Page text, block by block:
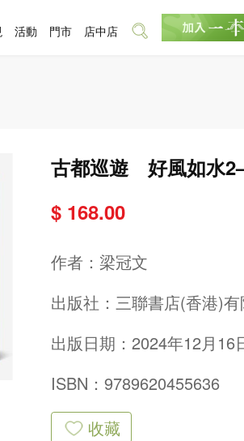
古都巡遊 好風如水
$ 168.00
作者： 梁冠文
出版社： 三聯書店(香港)有
出版日期：2024年12月16
ISBN：9789620455636
收藏
活動 門市 店中店